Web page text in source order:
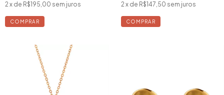
2x de R$195,00 sem juros
COMPRAR
2x de R$147,50 sem juros
COMPRAR